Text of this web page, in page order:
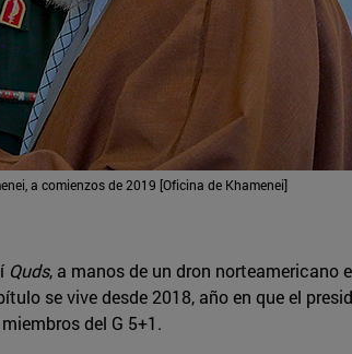
a comienzos de 2019 [Oficina de Khamenei]
Quds, a manos de un dron norteamericano
se vive desde 2018, año en que el
del G 5+1.